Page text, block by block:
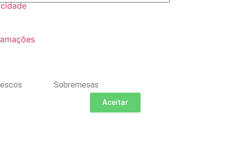
Sobremesas
Aceitar